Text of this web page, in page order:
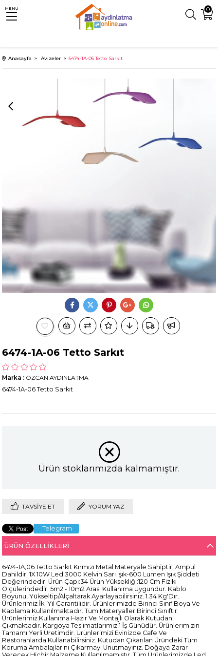
0
MENU
Anasayfa Avizeler 6474-1A-06 Tetto Sarkıt
6474-1A-06 Tetto Sarkıt
Marka : ÖZCAN AYDINLATMA
6474-1A-06 Tetto Sarkıt
Ürün stoklarımızda kalmamıştır.
TAVSIYE ET YORUM YAZ
Telegram
ÜRÜN ÖZELLIKLERI
6474-1A,06 Tetto Sarkıt Kırmızı Metal Materyale Sahiptir. Ampul
Dahildir. 1X 10W Led 3000 Kelvin Sarı Işık-600 Lumen Işık Şiddeti
Değerindedir. Ürün Çapı:34 Ürün Yüksekliği:120 Cm Fiziki
Ölçülerindedir. 5m2 - 10m2 Arası Kullanıma Uygundur. Kablo
Boyunu, Yükseltip/Alçaltarak Ayarlayabilirsiniz. 1.34 Kg'Dır.
Ürünlerimiz İki Yıl Garantilidir. Ürünlerimizde Birinci Sınıf Boya Ve
Kaplama Kullanılmaktadır. Tüm Materyaller Birinci Sınıftır.
Ürünlerimiz Kullanıma Hazır Ve Montajlı Olarak Kutudan
Çıkmaktadır. Kargoya Teslimatlarımız 1 İş Günüdür. Ürünlerimizin
Tamamı Yerli Üretimdir. Ürünlerimizi Evinizde Cafe Ve
Restoranlarda Kullanabilirsiniz. Kutudan Çıkarılan Üründeki Tüm
Koruma Ambalajlarını Çıkarmayı Unutmayınız. Doğaya Zarar